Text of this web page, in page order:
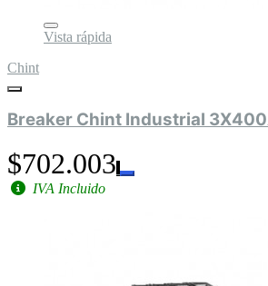
Vista rápida
Chint
Breaker Chint Industrial
$702.003
IVA Incluido